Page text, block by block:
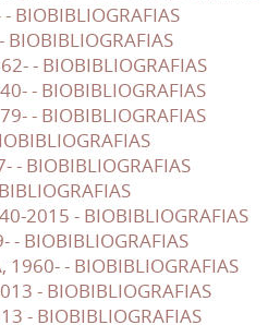
BIOBIBLIOGRAFIAS
- BIOBIBLIOGRAFIAS
- BIOBIBLIOGRAFIAS
- BIOBIBLIOGRAFIAS
- BIOBIBLIOGRAFIAS
2015 - BIOBIBLIOGRAFIAS
- BIOBIBLIOGRAFIAS
1960- - BIOBIBLIOGRAFIAS
- BIOBIBLIOGRAFIAS
- BIOBIBLIOGRAFIAS